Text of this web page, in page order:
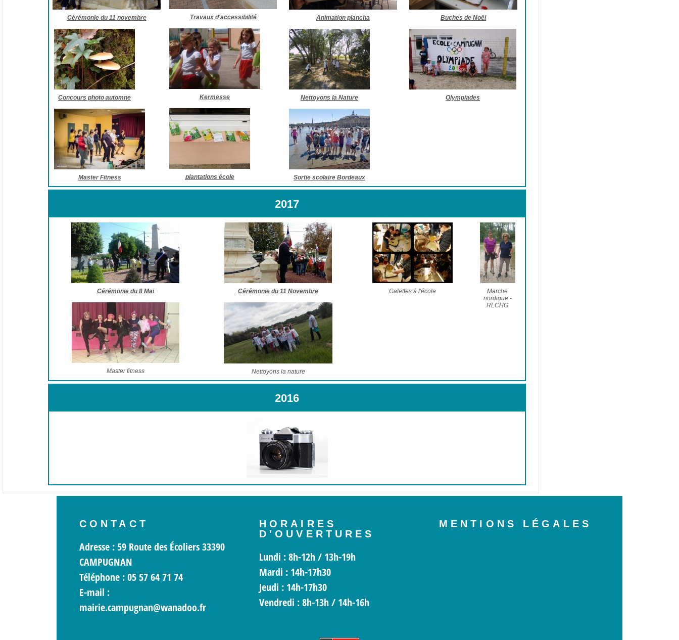
Cérémonie du 11 novembre
Concours photo automne
Master Fitness
Travaux d'accessibilité
Kermesse
plantations école
Animation plancha
Nettoyons la Nature
Sortie scolaire Bordeaux
Buches de Noël
Olympiades
2017
Cérémonie du 8 Mai
Master fitness
Cérémonie du 11 Novembre
Nettoyons la nature
Galettes à l'école
Marche
nordique -
RLCHG
2016
CONTACT
Adresse : 59 Route des Écoliers 33390
CAMPUGNAN
Téléphone : 05 57 64 71 74
E-mail :
mairie.campugnan@wanadoo.fr
HORAIRES
D'OUVERTURES
Lundi : 8h-12h / 13h-19h
Mardi : 14h-17h30
Jeudi : 14h-17h30
Vendredi : 8h-13h / 14h-16h
MENTIONS LÉGALES